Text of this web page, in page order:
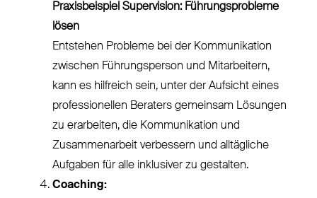
Praxisbeispiel Supervision: Führungsprobleme
lösen
Entstehen Probleme bei der Kommunikation
zwischen Führungsperson und Mitarbeitern,
kann es hilfreich sein, unter der Aufsicht eines
professionellen Beraters gemeinsam Lösungen
zu erarbeiten, die Kommunikation und
Zusammenarbeit verbessern und alltägliche
Aufgaben für alle inklusiver zu gestalten.
Coaching: